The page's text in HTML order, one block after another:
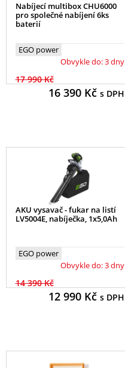
Nabíjecí multibox CHU6000
pro společné nabíjení 6ks
baterií
EGO power
Obvykle do: 3 dny
17 990 Kč
16 390Kč s DPH
AKU vysavač - fukar na listí
LV5004E, nabíječka, 1x5,0Ah
EGO power
Obvykle do: 3 dny
14 390 Kč
12 990Kč s DPH